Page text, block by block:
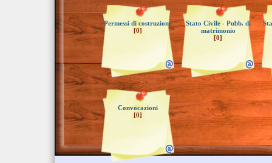
Permessi di costruzione
[0]
Stato Civile - Pubb. di
matrimonio
[0]
Convocazioni
[0]